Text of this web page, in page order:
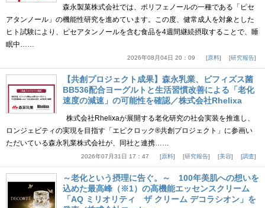
森永製菓株式会社では、ポリフェノールの一種である「ピセ
アタンノール」の機能性研究を進めています。この度、健常成人を対象とした
ヒト試験により、ピセアタンノールを含む食品を4週間継続摂取することで、睡
眠中……
2026年08月04日 20：09 原料 研究報告
【共創プロジェクト成果】森永乳業、ビフィズス菌
BB536配合ヨーグルトと生活習慣改善による「老化
速度の減速」の可能性を確認／株式会社Rhelixa
株式会社Rhelixaが展開する老化研究の社会実装を推進し、
ロンジェビティの実現を目指す「エピクロック®共創プロジェクト」に参画い
ただいている森永乳業株式会社が、同社と連携……
2026年07月31日 17：47 原料 研究報告 美容 調査
～老化という摂理に告ぐ。～ 100年美肌への想いを
込めた最高峰（※1）の高機能エッセンスクリーム
「AQ ミリオリティ ザ クリーム デコラシオン」を